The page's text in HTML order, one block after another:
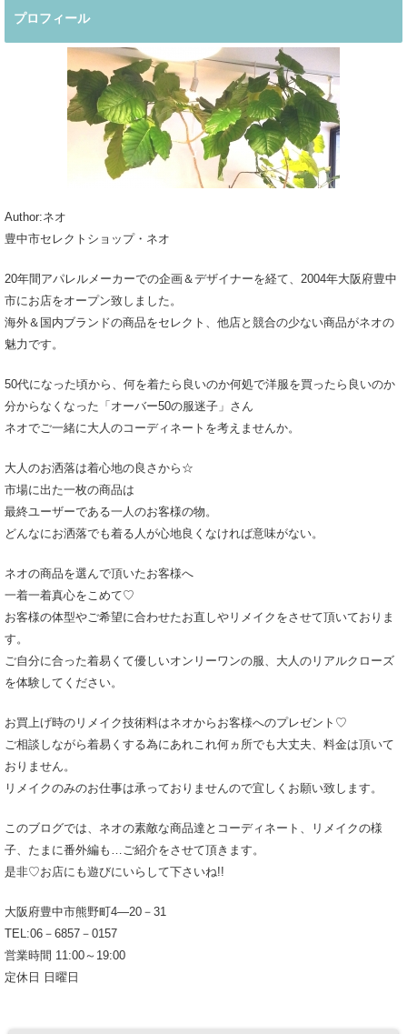
プロフィール
Author:ネオ
豊中市セレクトショップ・ネオ
20年間アパレルメーカーでの企画＆デザイナーを経て、2004年大阪府豊中
市にお店をオープン致しました。
海外＆国内ブランドの商品をセレクト、他店と競合の少ない商品がネオの
魅力です。
50代になった頃から、何を着たら良いのか何処で洋服を買ったら良いのか
分からなくなった「オーバー50の服迷子」さん
ネオでご一緒に大人のコーディネートを考えませんか。
大人のお洒落は着心地の良さから☆
市場に出た一枚の商品は
最終ユーザーである一人のお客様の物。
どんなにお洒落でも着る人が心地良くなければ意味がない。
ネオの商品を選んで頂いたお客様へ
一着一着真心をこめて♡
お客様の体型やご希望に合わせたお直しやリメイクをさせて頂いておりま
す。
ご自分に合った着易くて優しいオンリーワンの服、大人のリアルクローズ
を体験してください。
お買上げ時のリメイク技術料はネオからお客様へのプレゼント♡
ご相談しながら着易くする為にあれこれ何ヵ所でも大丈夫、料金は頂いて
おりません。
リメイクのみのお仕事は承っておりませんので宜しくお願い致します。
このブログでは、ネオの素敵な商品達とコーディネート、リメイクの様
子、たまに番外編も…ご紹介をさせて頂きます。
是非♡お店にも遊びにいらして下さいね!!
大阪府豊中市熊野町4―20－31
TEL:06－6857－0157
営業時間 11:00～19:00
定休日 日曜日